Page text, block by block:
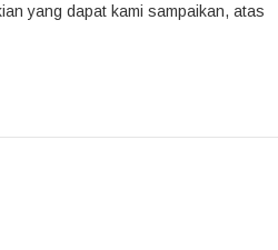
yang dapat kami sampaikan, atas